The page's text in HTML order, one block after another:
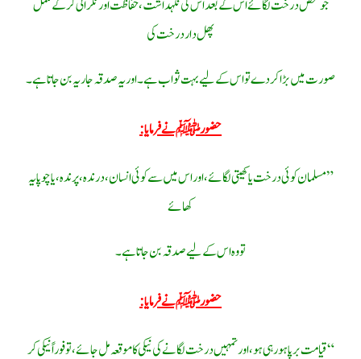
جو شخص درخت لگائے اس کے بعد اس کی نگہداشت ،حفاظت اور نگرانی کرکے مکمل
پھل دار درخت کی
صورت میں بڑا کر دے تو اس کے لیے بہت ثواب ہے۔ اور یہ صدقہ جاریہ بن جاتا ہے۔
حضورﷺ نے فرمایا :
” مسلمان کوئی درخت یا کھیتی لگائے، اور اس میں سے کوئی انسان، درندہ، پرندہ، یا چوپایہ
کھائے
تو وہ اس کے لیے صدقہ بن جاتا ہے۔
حضورﷺ نے فرمایا :
“قیامت برپا ہورہی ہو، اور تمہیں درخت لگانے کی نیکی کا موقعہ مل جائے، تو فوراً نیکی کر